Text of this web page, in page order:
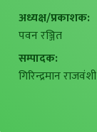
अध्यक्ष/प्रकाशक:
पवन रञ्जित
सम्पादक:
गिरिन्द्रमान राजवंशी